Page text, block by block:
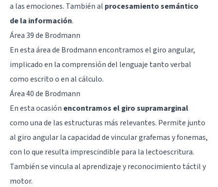
a las emociones. También al procesamiento semántico
de la información.
Área 39 de Brodmann
En esta área de Brodmann encontramos elgiro angular,
implicado en la comprensión del lenguaje tanto verbal
como escrito o en al cálculo.
Área 40 de Brodmann
En esta ocasión encontramos el giro supramarginal
como una de las estructuras más relevantes. Permite junto
al giro angular la capacidad de vincular grafemas y fonemas,
con lo que resulta imprescindible para la lectoescritura.
También se vincula al aprendizaje y reconocimiento táctil y
motor.